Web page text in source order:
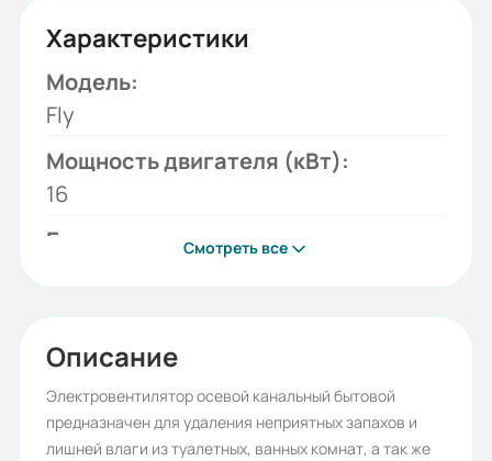
Характеристики
Модель:
Fly
Мощность двигателя (кВт):
16
Бренд:
3
Срок службы, лет:
5
Смотреть все
Описание
Электровентилятор осевой канальный бытовой
предназначен для удаления неприятных запахов и
лишней влаги из туалетных, ванных комнат, а так же